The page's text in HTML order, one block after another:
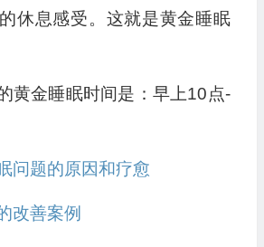
休息感受。这就是黄金睡眠
黄金睡眠时间是：早上10点-
问题的原因和疗愈
改善案例